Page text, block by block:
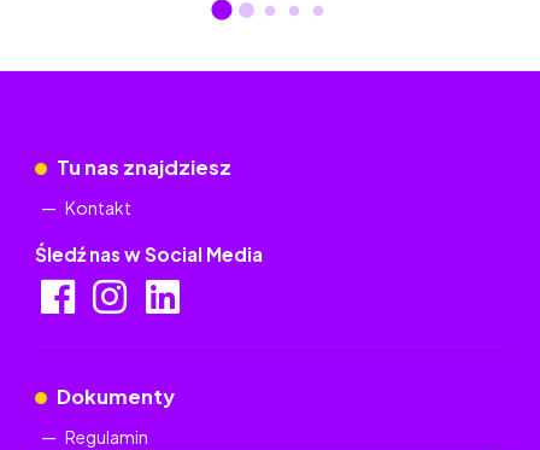
Tu nas znajdziesz
Kontakt
Śledź nas w Social Media
Dokumenty
Regulamin